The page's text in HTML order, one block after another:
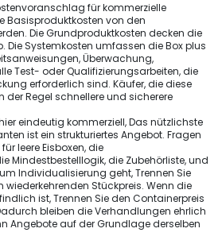
für kommerzielle
Basisproduktkosten von den
Die Grundproduktkosten decken die
Die Systemkosten umfassen die Box plus
Überwachung,
Test- oder Qualifizierungsarbeiten, die
erforderlich sind. Käufer, die diese
der Regel schnellere und sicherere
eindeutig kommerziell, Das nützlichste
ist ein strukturiertes Angebot. Fragen
leere Eisboxen, die
Mindestbestelllogik, die Zubehörliste, und
Individualisierung geht, Trennen Sie
Stückpreis. Wenn die
ist, Trennen Sie den Containerpreis
bleiben die Verhandlungen ehrlich
Angebote auf der Grundlage derselben